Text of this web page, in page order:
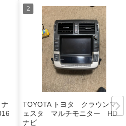
TOYOTA トヨタ クラウンマジ
ェスタ マルチモニター HDD
ナビ